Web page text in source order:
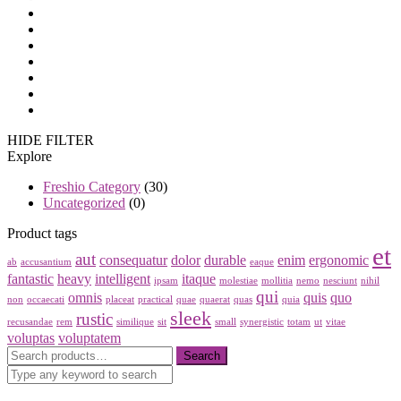
HIDE FILTER
Explore
Freshio Category (30)
Uncategorized (0)
Product tags
ab accusantium aut consequatur dolor durable eaque enim ergonomic et
fantastic heavy intelligent ipsam itaque molestiae mollitia nemo nesciunt nihil
non occaecati omnis placeat practical quae quaerat quas qui quia quis quo
recusandae rem rustic similique sit sleek small synergistic totam ut vitae
voluptas voluptatem
Search
for:
Search